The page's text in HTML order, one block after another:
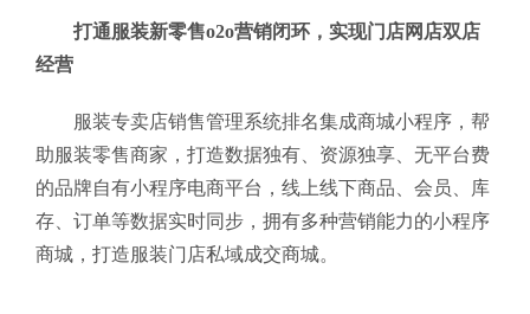
打通服装新零售o2o营销闭环，实现门店网店双店
经营
服装专卖店销售管理系统排名集成商城小程序，帮
助服装零售商家，打造数据独有、资源独享、无平台费
的品牌自有小程序电商平台，线上线下商品、会员、库
存、订单等数据实时同步，拥有多种营销能力的小程序
商城，打造服装门店私域成交商城。